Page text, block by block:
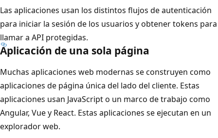
Las aplicaciones usan los distintos flujos de autenticación
para iniciar la sesión de los usuarios y obtener tokens para
llamar a API protegidas.
Aplicación de una sola página
Muchas aplicaciones web modernas se construyen como
aplicaciones de página única del lado del cliente. Estas
aplicaciones usan JavaScript o un marco de trabajo como
Angular, Vue y React. Estas aplicaciones se ejecutan en un
explorador web.